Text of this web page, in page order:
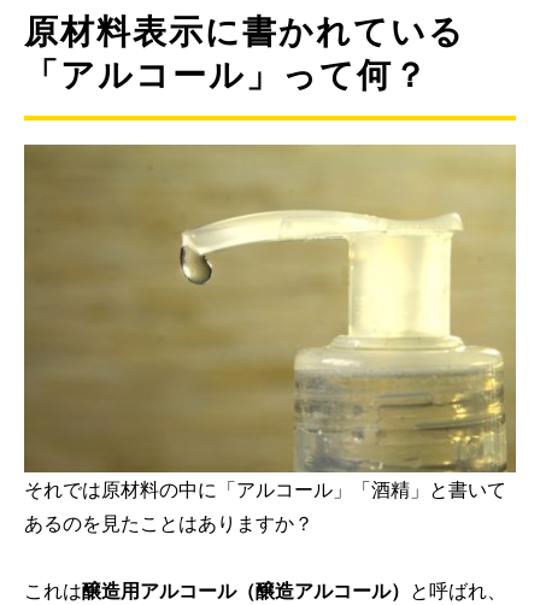
原材料表示に書かれている
「アルコール」って何？
それでは原材料の中に「アルコール」「酒精」と書いて
あるのを見たことはありますか？
これは醸造用アルコール（醸造アルコール） と呼ばれ、